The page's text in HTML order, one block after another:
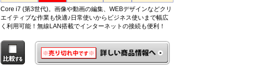
Core i7 (第3世代)。画像や動画の編集、WEBデザインなどクリ
エイティブな作業も快適♪日常使いからビジネス使いまで幅広
く利用可能！無線LAN搭載でインターネットの接続も便利！